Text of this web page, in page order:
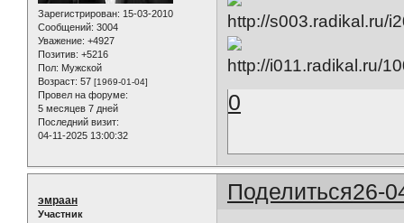
Зарегистрирован: 15-03-2010
Сообщений: 3004
Уважение: +4927
Позитив: +5216
Пол: Мужской
Возраст: 57 [1969-01-04]
Провел на форуме:
5 месяцев 7 дней
Последний визит:
04-11-2025 13:00:32
0
Поделиться26-
эмраан
Участник